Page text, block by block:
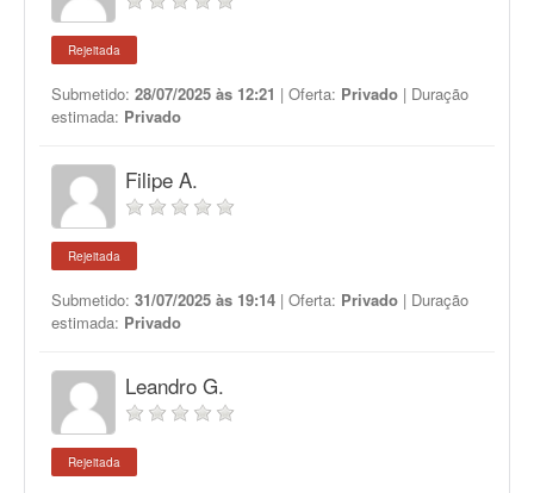
Rejeitada
Submetido: 28/07/2025 às 12:21 | Oferta: Privado | Duração
estimada: Privado
Filipe A.
Rejeitada
Submetido: 31/07/2025 às 19:14 | Oferta: Privado | Duração
estimada: Privado
Leandro G.
Rejeitada